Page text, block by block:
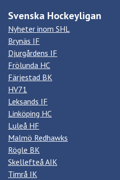
Svenska Hockeyligan
Nyheter inom SHL
Brynäs IF
Djurgårdens IF
Frölunda HC
Färjestad BK
HV71
Leksands IF
Linköping HC
Luleå HF
Malmö Redhawks
Rögle BK
Skellefteå AIK
Timrå IK